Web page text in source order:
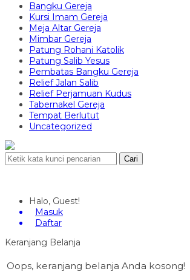
Bangku Gereja
Kursi Imam Gereja
Meja Altar Gereja
Mimbar Gereja
Patung Rohani Katolik
Patung Salib Yesus
Pembatas Bangku Gereja
Relief Jalan Salib
Relief Perjamuan Kudus
Tabernakel Gereja
Tempat Berlutut
Uncategorized
Cari
Halo, Guest!
Masuk
Daftar
Keranjang Belanja
Oops, keranjang belanja Anda kosong!